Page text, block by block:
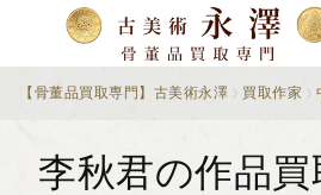
【骨董品買取専門】古美術永澤 買取作家
李秋君の作品買